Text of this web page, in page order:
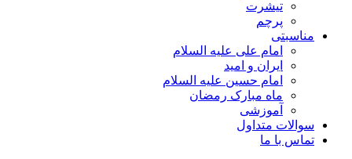
تیشرت
پرچم
مناسبتی
امام علی علیه السلام
ایران و امید
امام حسین علیه السلام
ماه مبارک رمضان
آموزشی
سوالات متداول
تماس با ما